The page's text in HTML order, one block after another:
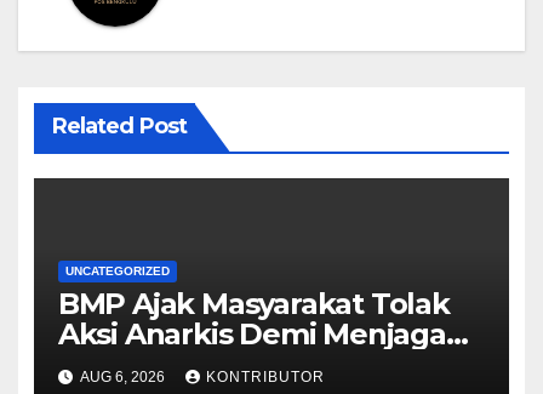
Related Post
UNCATEGORIZED
BMP Ajak Masyarakat Tolak
Aksi Anarkis Demi Menjaga
Keamanan dan
AUG 6, 2026 KONTRIBUTOR